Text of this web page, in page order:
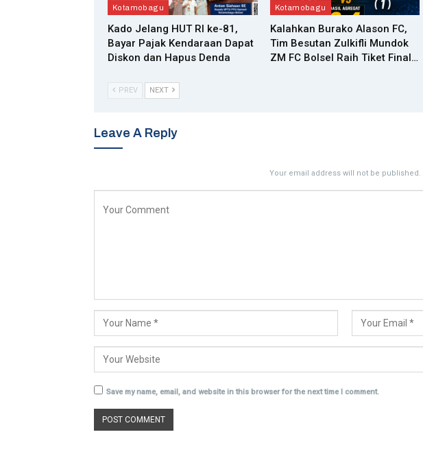
Kotamobagu
Kado Jelang HUT RI ke-81,
Bayar Pajak Kendaraan Dapat
Diskon dan Hapus Denda
Kotamobagu
Kalahkan Burako Alason FC,
Tim Besutan Zulkifli Mundok
ZM FC Bolsel Raih Tiket Final…
PREV NEXT
Leave A Reply
Your email address will not be published.
Save my name, email, and website in this browser for the next time I comment.